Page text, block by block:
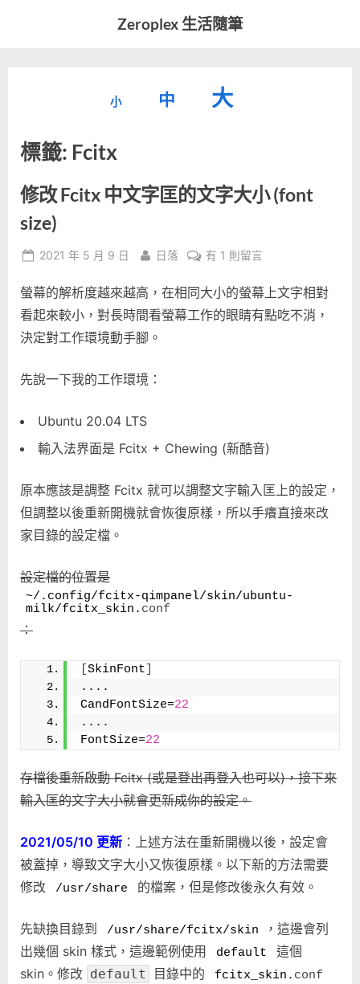
Zeroplex 生活隨筆
發
活
小
小。
中
重
型
大
大
型
大
小。
標籤: Fcitx
修改 Fcitx 中文字匡的文字大小 (font
size)
Posted
2021 年 5 月 9 日 By
日落
在
改
Fcitx
大
(font
size)〉
有 1 則留言
螢幕的解析度越來越高，在相同大小的螢幕上文字相對
看起來較小，對長時間看螢幕工作的眼睛有點吃不消，
決定對工作環境動手腳。
先說一下我的工作環境：
Ubuntu 20.04 LTS
輸入法界面是 Fcitx + Chewing (新酷音)
原本應該是調整 Fcitx 就可以調整文字輸入匡上的設定，
但調整以後重新開機就會恢復原樣，所以手癢直接來改
家目錄的設定檔。
設定檔的位置是
~/.config/fcitx-qimpanel/skin/ubuntu-
milk/fcitx_skin. conf
：
SkinFont
....
CandFontSize=22
....
FontSize=22
存檔後重新啟動 Fcitx (或是登出再登入也可以)，接下來
輸入匡的文字大小就會更新成你的設定。
2021/05/10 更新 ：上述方法在重新開機以後，設定會
被蓋掉，導致文字大小又恢復原樣。以下新的方法需要
修改
/usr/share 的檔案，但是修改後永久有效。
先缺換目錄到 /usr/share/fcitx/skin
，這邊會列
出幾個 skin 樣式，這邊範例使用
default
這個
skin。修改 default 目錄中的 fcitx_skin. conf